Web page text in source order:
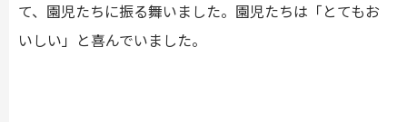
て、園児たちに振る舞いました。園児たちは「とてもお
いしい」と喜んでいました。